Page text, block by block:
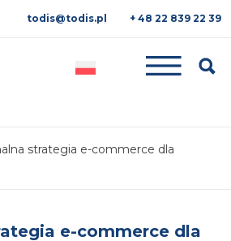
todis@todis.pl + 48 22 839 22 39
strategia e-commerce dla
e-commerce dla